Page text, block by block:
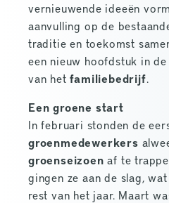
vernieuwende ideeën
aanvulling op de
traditie en toekomst
een nieuw hoofdstuk in
van hetfamiliebedrijf.
Een groene start
In februari stonden de
groenmedewerkers
groenseizoenaf te
gingen ze aan de slag,
rest van het jaar. Maart